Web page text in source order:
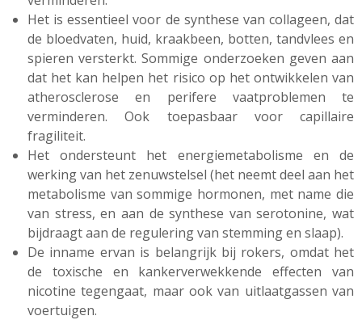
Het is essentieel voor de synthese van collageen, dat
de bloedvaten, huid, kraakbeen, botten, tandvlees en
spieren versterkt. Sommige onderzoeken geven aan
dat het kan helpen het risico op het ontwikkelen van
atherosclerose en perifere vaatproblemen te
verminderen. Ook toepasbaar voor capillaire
fragiliteit.
Het ondersteunt het energiemetabolisme en de
werking van het zenuwstelsel (het neemt deel aan het
metabolisme van sommige hormonen, met name die
van stress, en aan de synthese van serotonine, wat
bijdraagt ​​aan de regulering van stemming en slaap).
De inname ervan is belangrijk bij rokers, omdat het
de toxische en kankerverwekkende effecten van
nicotine tegengaat, maar ook van uitlaatgassen van
voertuigen.